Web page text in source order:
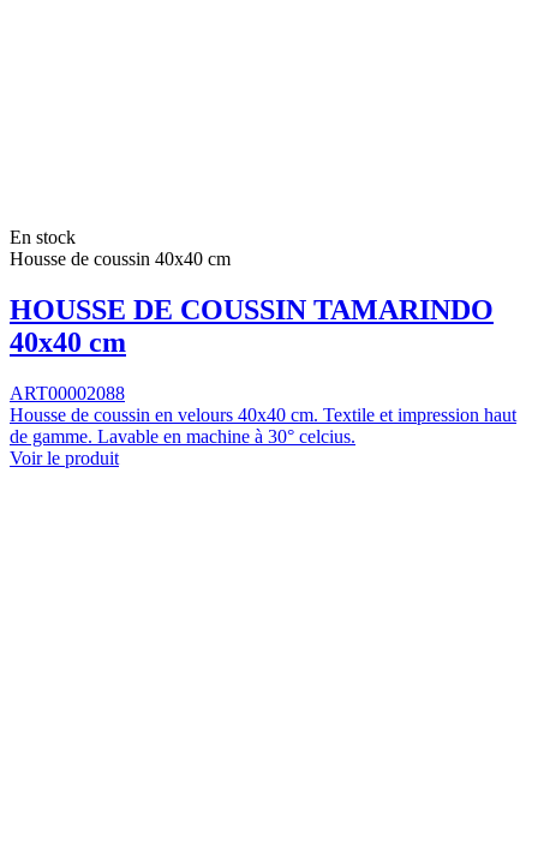
En stock
Housse de coussin 40x40 cm
HOUSSE DE COUSSIN TAMARINDO
40x40 cm
ART00002088
Housse de coussin en velours 40x40 cm. Textile et impression haut
de gamme. Lavable en machine à 30° celcius.
Voir le produit